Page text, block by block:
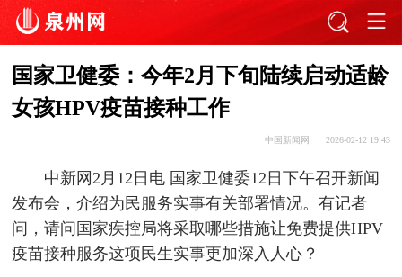
国家卫健委：今年2月下旬陆续启动适龄
女孩HPV疫苗接种工作
中国新闻网 2026-02-12 19:43
中新网2月12日电 国家卫健委12日下午召开新闻
发布会，介绍为民服务实事有关部署情况。有记者
问，请问国家疾控局将采取哪些措施让免费提供HPV
疫苗接种服务这项民生实事更加深入人心？